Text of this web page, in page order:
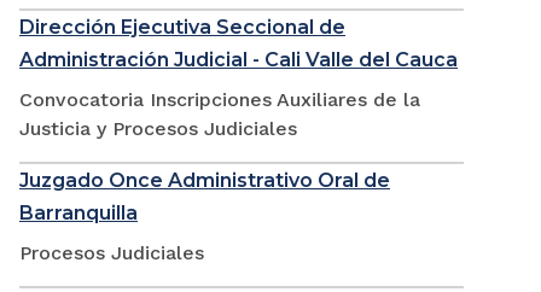
Dirección Ejecutiva Seccional de
Administración Judicial - Cali Valle del Cauca
Convocatoria Inscripciones Auxiliares de la
Justicia y Procesos Judiciales
Juzgado Once Administrativo Oral de
Barranquilla
Procesos Judiciales